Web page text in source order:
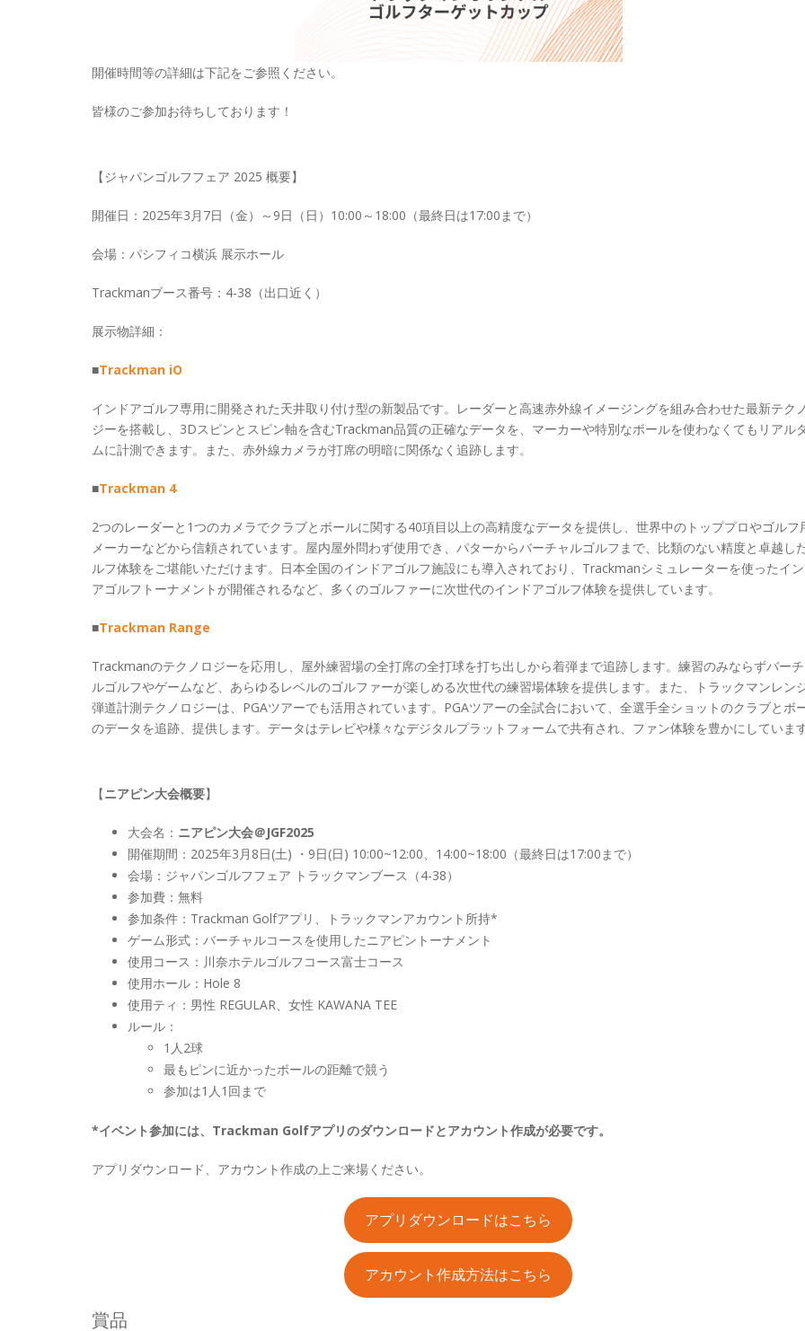
開催時間等の詳細は下記をご参照ください。
皆様のご参加お待ちしております！
【ジャパンゴルフフェア 2025 概要】
開催日：2025年3月7日（金）～9日（日）10:00～18:00（最終日は17:00まで）
会場：パシフィコ横浜 展示ホール
Trackmanブース番号：4-38（出口近く）
展示物詳細：
■Trackman iO
インドアゴルフ専用に開発された天井取り付け型の新製品です。レーダーと高速赤外線イメージングを組み合わせた最新テク
ジーを搭載し、3Dスピンとスピン軸を含むTrackman品質の正確なデータを、マーカーや特別なボールを使わなくてもリアル
ムに計測できます。また、赤外線カメラが打席の明暗に関係なく追跡します。
■Trackman 4
2つのレーダーと1つのカメラでクラブとボールに関する40項目以上の高精度なデータを提供し、世界中のトッププロやゴルフ
メーカーなどから信頼されています。屋内屋外問わず使用でき、パターからバーチャルゴルフまで、比類のない精度と卓越し
ルフ体験をご堪能いただけます。日本全国のインドアゴルフ施設にも導入されており、Trackmanシミュレーターを使ったイ
アゴルフトーナメントが開催されるなど、多くのゴルファーに次世代のインドアゴルフ体験を提供しています。
■Trackman Range
Trackmanのテクノロジーを応用し、屋外練習場の全打席の全打球を打ち出しから着弾まで追跡します。練習のみならずバー
ルゴルフやゲームなど、あらゆるレベルのゴルファーが楽しめる次世代の練習場体験を提供します。また、トラックマンレン
弾道計測テクノロジーは、PGAツアーでも活用されています。PGAツアーの全試合において、全選手全ショットのクラブとボ
のデータを追跡、提供します。データはテレビや様々なデジタルプラットフォームで共有され、ファン体験を豊かにしています
【ニアピン大会概要】
大会名： ニアピン大会＠JGF2025
開催期間：2025年3月8日(土) ・9日(日) 10:00~12:00、14:00~18:00（最終日は17:00まで）
会場：ジャパンゴルフフェア トラックマンブース（4-38）
参加費：無料
参加条件：Trackman Golfアプリ、トラックマンアカウント所持*
ゲーム形式：バーチャルコースを使用したニアピントーナメント
使用コース：川奈ホテルゴルフコース富士コース
使用ホール：Hole 8
使用ティ：男性 REGULAR、女性 KAWANA TEE
ルール：
1人2球
最もピンに近かったボールの距離で競う
参加は1人1回まで
*イベント参加には、Trackman Golfアプリのダウンロードとアカウント作成が必要です。
アプリダウンロード、アカウント作成の上ご来場ください。
アプリダウンロードはこちら
アカウント作成方法はこちら
賞品